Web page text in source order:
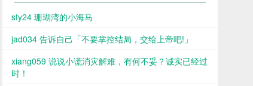
sty24 珊瑚湾的小海马
jad034 告诉自己「不要掌控结局，交给上帝吧!」
xiang059 说说小谎消灾解难，有何不妥？诚实已经过
时！